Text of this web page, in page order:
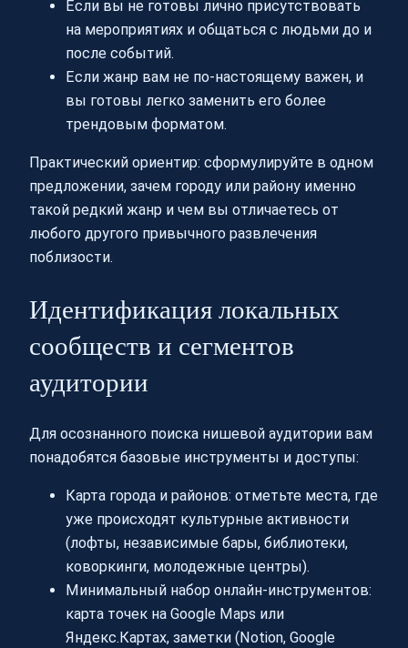
Если вы не готовы лично присутствовать
на мероприятиях и общаться с людьми до и
после событий.
Если жанр вам не по-настоящему важен, и
вы готовы легко заменить его более
трендовым форматом.
Практический ориентир: сформулируйте в одном
предложении, зачем городу или району именно
такой редкий жанр и чем вы отличаетесь от
любого другого привычного развлечения
поблизости.
Идентификация локальных
сообществ и сегментов
аудитории
Для осознанного поиска нишевой аудитории вам
понадобятся базовые инструменты и доступы:
Карта города и районов: отметьте места, где
уже происходят культурные активности
(лофты, независимые бары, библиотеки,
коворкинги, молодежные центры).
Минимальный набор онлайн-инструментов:
карта точек на Google Maps или
Яндекс.Картах, заметки (Notion, Google